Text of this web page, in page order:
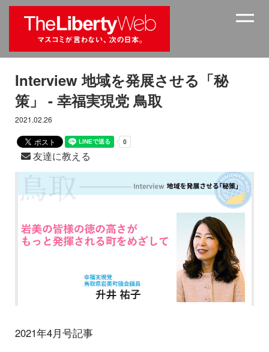
Interview 地域を発展させる「秘
策」 - 幸福実現党 鳥取
2021.02.26
友達に教える
2021年4月号記事